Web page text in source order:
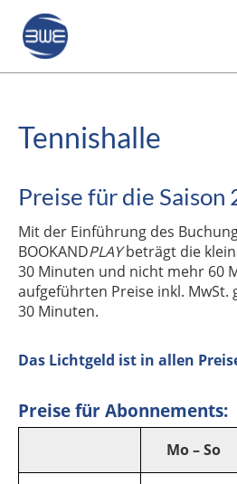
Tennishalle
Preise für die
Mit der Einführung des
BOOKANDPLAYbeträgt die
30 Minuten und nicht mehr 60
aufgeführten Preise inkl.
30 Minuten.
Das Lichtgeld ist in allen
Preise für Abonnements:
Mo – So